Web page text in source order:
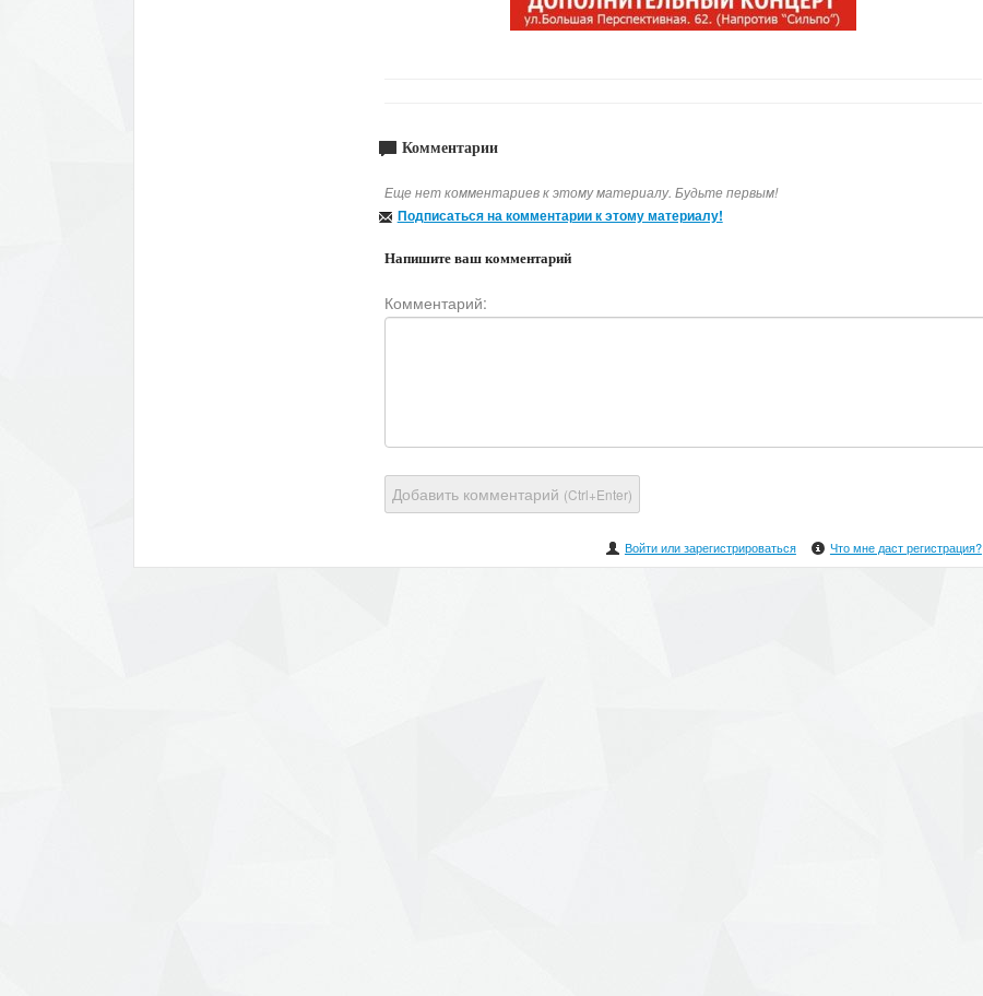
Комментарии
Еще нет комментариев к этому материалу. Будьте первым!
Подписаться на комментарии к этому материалу!
Напишите ваш комментарий
Комментарий:
Добавить комментарий (Ctrl+Enter)
Войти или зарегистрироваться Что мне даст регистрация?